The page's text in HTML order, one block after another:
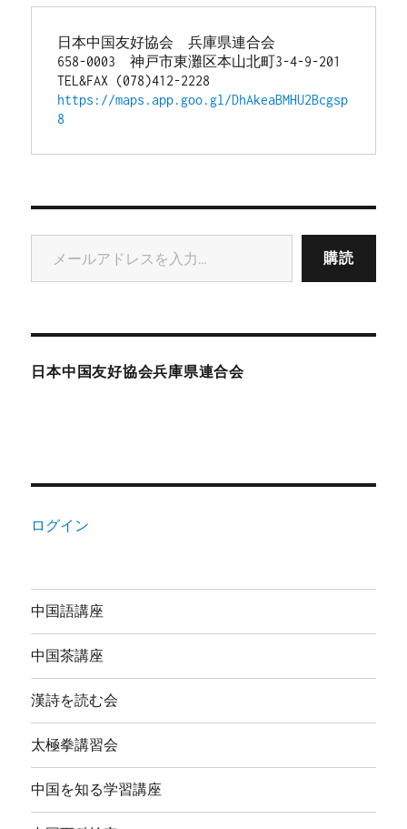
日本中国友好協会　兵庫県連合会
658-0003　神戸市東灘区本山北町3-4-9-201
TEL&FAX (078)412-2228
https://maps.app.goo.gl/DhAkeaBMHU2Bcgsp
8
メールアドレスを入力...
購読
日本中国友好協会兵庫県連合会
ログイン
中国語講座
中国茶講座
漢詩を読む会
太極拳講習会
中国を知る学習講座